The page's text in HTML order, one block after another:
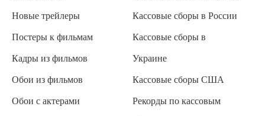
Новые трейлеры
Постеры к фильмам
Кадры из фильмов
Обои из фильмов
Обои с актерами
Кассовые сборы в России
Кассовые сборы в
Украине
Кассовые сборы США
Рекорды по кассовым